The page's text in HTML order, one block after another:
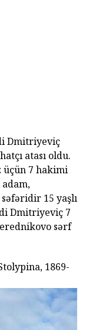
Dmitriyeviç
atası oldu.
üçün 7 hakimi
adam,
15 yaşlı
Dmitriyeviç 7
sərf
1869-